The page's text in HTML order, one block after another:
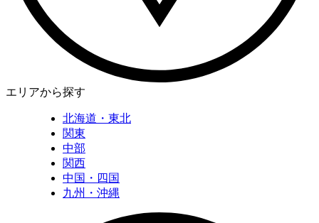
エリアから探す
北海道・東北
関東
中部
関西
中国・四国
九州・沖縄